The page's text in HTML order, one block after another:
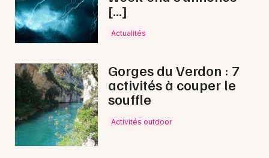
Sorties famille
Sorties & loisirs
Marché de Noël en Isère
Marché de Noël en Rhône-Alpes
Toulouse
Toutes les villes
[…]
Actualités
Gorges du Verdon : 7
activités à couper le
souffle
Activités outdoor